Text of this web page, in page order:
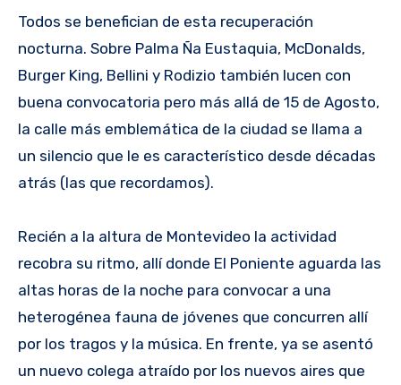
Todos se benefician de esta recuperación
nocturna. Sobre Palma Ña Eustaquia, McDonalds,
Burger King, Bellini y Rodizio también lucen con
buena convocatoria pero más allá de 15 de Agosto,
la calle más emblemática de la ciudad se llama a
un silencio que le es característico desde décadas
atrás (las que recordamos).
Recién a la altura de Montevideo la actividad
recobra su ritmo, allí donde El Poniente aguarda las
altas horas de la noche para convocar a una
heterogénea fauna de jóvenes que concurren allí
por los tragos y la música. En frente, ya se asentó
un nuevo colega atraído por los nuevos aires que